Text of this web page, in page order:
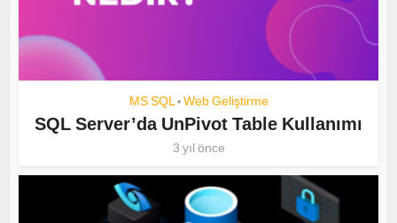
MS SQL • Web Geliştirme
SQL Server’da UnPivot Table Kullanımı
3 yıl önce